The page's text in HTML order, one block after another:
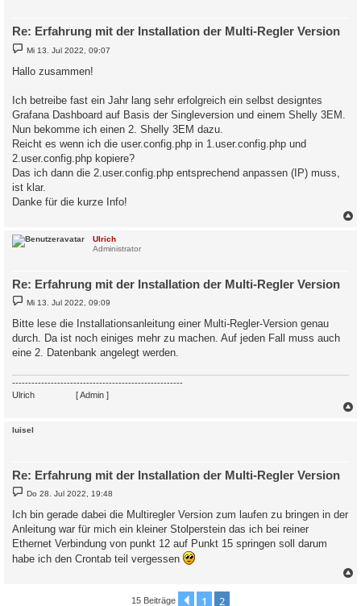
Re: Erfahrung mit der Installation der Multi-Regler Version
B
e
i
t
g
Mi 13. Jul 2022, 09:07
Hallo zusammen!
Ich betreibe fast ein Jahr lang sehr erfolgreich ein selbst designtes
Grafana Dashboard auf Basis der Singleversion und einem Shelly 3EM.
Nun bekomme ich einen 2. Shelly 3EM dazu.
Reicht es wenn ich die user.config.php in 1.user.config.php und
2.user.config.php kopiere?
Das ich dann die 2.user.config.php entsprechend anpassen (IP) muss,
ist klar.
Danke für die kurze Info!
Ulrich
Administrator
Re: Erfahrung mit der Installation der Multi-Regler Version
B
e
t
r
g
Mi 13. Jul 2022, 09:09
Bitte lese die Installationsanleitung einer Multi-Regler-Version genau
durch. Da ist noch einiges mehr zu machen. Auf jeden Fall muss auch
eine 2. Datenbank angelegt werden.
-----------------------------------------------------
Ulrich
[ Admin ]
luisel
Re: Erfahrung mit der Installation der Multi-Regler Version
B
e
t
r
a
g
Do 28. Jul 2022, 19:48
Ich bin gerade dabei die Multiregler Version zum laufen zu bringen in der
Anleitung war für mich ein kleiner Stolperstein das ich bei reiner
Ethernet Verbindung von punkt 12 auf Punkt 15 springen soll darum
habe ich den Crontab teil vergessen
15 Beiträge Vorherige
1 2